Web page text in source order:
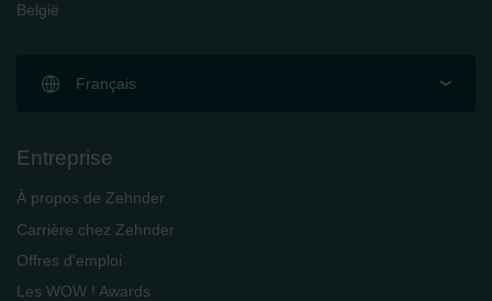
België
Français
Entreprise
À propos de Zehnder
Carrière chez Zehnder
Offres d'emploi
Les WOW ! Awards